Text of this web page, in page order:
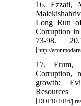
16. Ezzati,
Long Run
Corruption in
73-98.
[http://
17. Erum,
Corruption,
growth:
[DOI:10.1016/